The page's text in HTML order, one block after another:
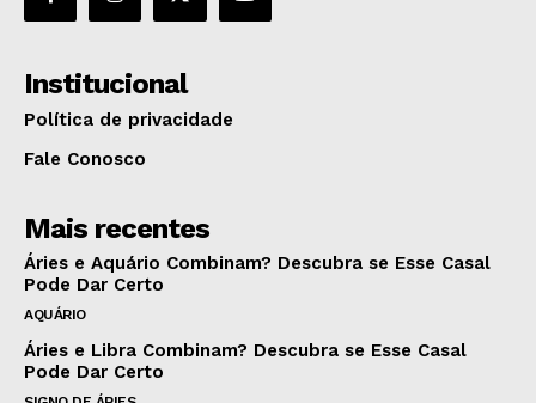
Institucional
Política de privacidade
Fale Conosco
Mais recentes
Áries e Aquário Combinam? Descubra se Esse Casal
Pode Dar Certo
AQUÁRIO
Áries e Libra Combinam? Descubra se Esse Casal
Pode Dar Certo